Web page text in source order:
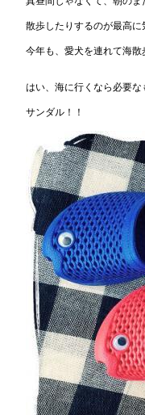
散歩したりするのが最高に
今年も、愛犬を連れて海散
はい、海に行くなら必要な
サンダル！！